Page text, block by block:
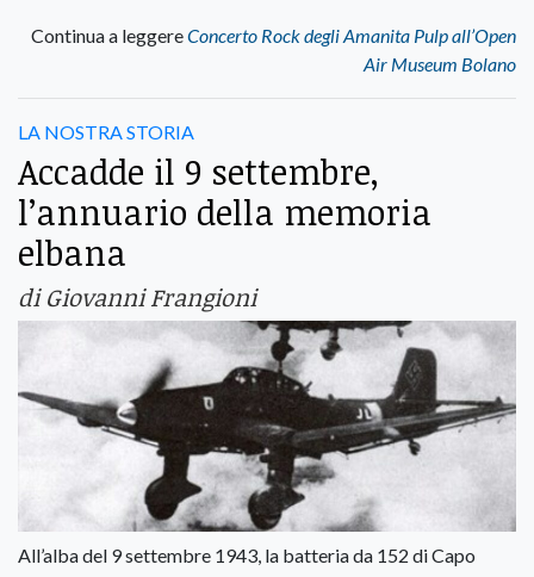
Continua a leggereConcerto Rock degli Amanita Pulp all’Open
Air Museum Bolano
LA NOSTRA STORIA
Accadde il 9 settembre,
l’annuario della memoria
elbana
di Giovanni Frangioni
All’alba del 9 settembre 1943, la batteria da 152 di Capo